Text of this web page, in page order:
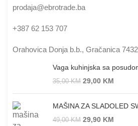
prodaja@ebrotrade.ba
+387 62 153 707
Orahovica Donja b.b., Gračanica
Vaga kuhinjska sa
35,00KM 29,00 KM
MAŠINA ZA SLADOLED
49,00KM 29,90 KM